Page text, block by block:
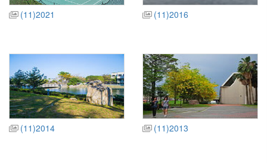
(11)2021 (11)2016
(11)2014 (11)2013